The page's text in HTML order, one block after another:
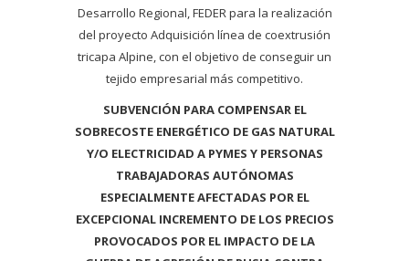
Desarrollo Regional, FEDER para la realización
del proyecto Adquisición línea de coextrusión
tricapa Alpine, con el objetivo de conseguir un
tejido empresarial más competitivo.
SUBVENCIÓN PARA COMPENSAR EL
SOBRECOSTE ENERGÉTICO DE GAS NATURAL
Y/O ELECTRICIDAD A PYMES Y PERSONAS
TRABAJADORAS AUTÓNOMAS
ESPECIALMENTE AFECTADAS POR EL
EXCEPCIONAL INCREMENTO DE LOS PRECIOS
PROVOCADOS POR EL IMPACTO DE LA